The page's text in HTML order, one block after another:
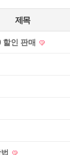
제목
할인 판매